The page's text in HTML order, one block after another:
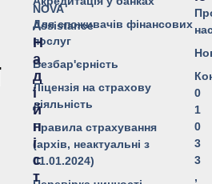
Для споживачів фінансових
послуг
Безбар'єрність
Ліцензія на страхову
діяльність
Правила страхування
(архів, неактуальні з
01.01.2024)
NOVA
Assistance
Н
А
Д
І
Й
Н
І
С
Т
0
1
0
3
3
,